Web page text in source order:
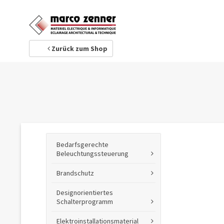
Zurück zum Shop
1 Ihre Adresse
Bedarfsgerechte
Beleuchtungssteuerung
Brandschutz
Designorientiertes
Schalterprogramm
Elektroinstallationsmaterial